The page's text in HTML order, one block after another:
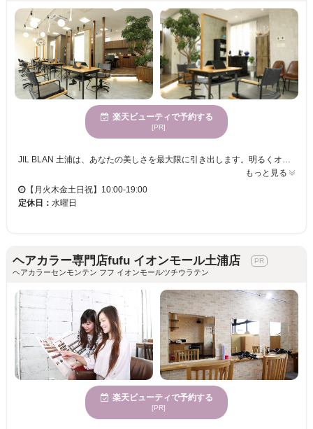
楽天ビューティで予約する
[PR]
もっと見る
【月火木金土日祝】10:00-19:00
定休日： 水曜日
ヘアカラー専門店fufu イオンモール土浦店
ヘアカラーセンモンテン フフ イオンモールツチウラテン
楽天ビューティで予約する
[PR]